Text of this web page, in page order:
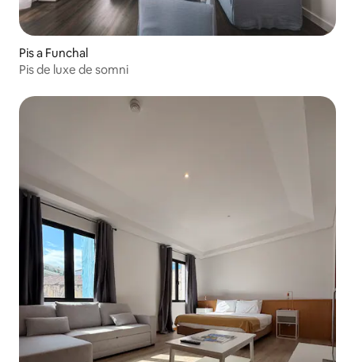
Pis a Funchal
Pis de luxe de somni